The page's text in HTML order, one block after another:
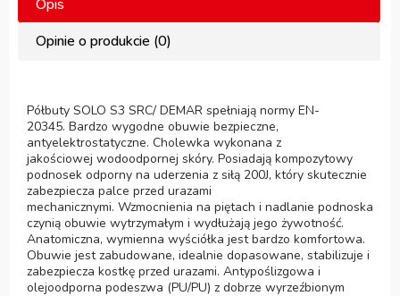
Opis
Opinie o produkcie (0)
Półbuty SOLO S3 SRC/ DEMAR spełniają normy EN-
20345. Bardzo wygodne obuwie bezpieczne,
antyelektrostatyczne. Cholewka wykonana z
jakościowej wodoodpornej skóry. Posiadają kompozytowy
podnosek odporny na uderzenia z siłą 200J, który skutecznie
zabezpiecza palce przed urazami
mechanicznymi. Wzmocnienia na piętach i nadlanie podnoska
czynią obuwie wytrzymałym i wydłużają jego żywotność.
Anatomiczna, wymienna wyściółka jest bardzo komfortowa.
Obuwie jest zabudowane, idealnie dopasowane, stabilizuje i
zabezpiecza kostkę przed urazami. Antypoślizgowa i
olejoodporna podeszwa (PU/PU) z dobrze wyrzeźbionym